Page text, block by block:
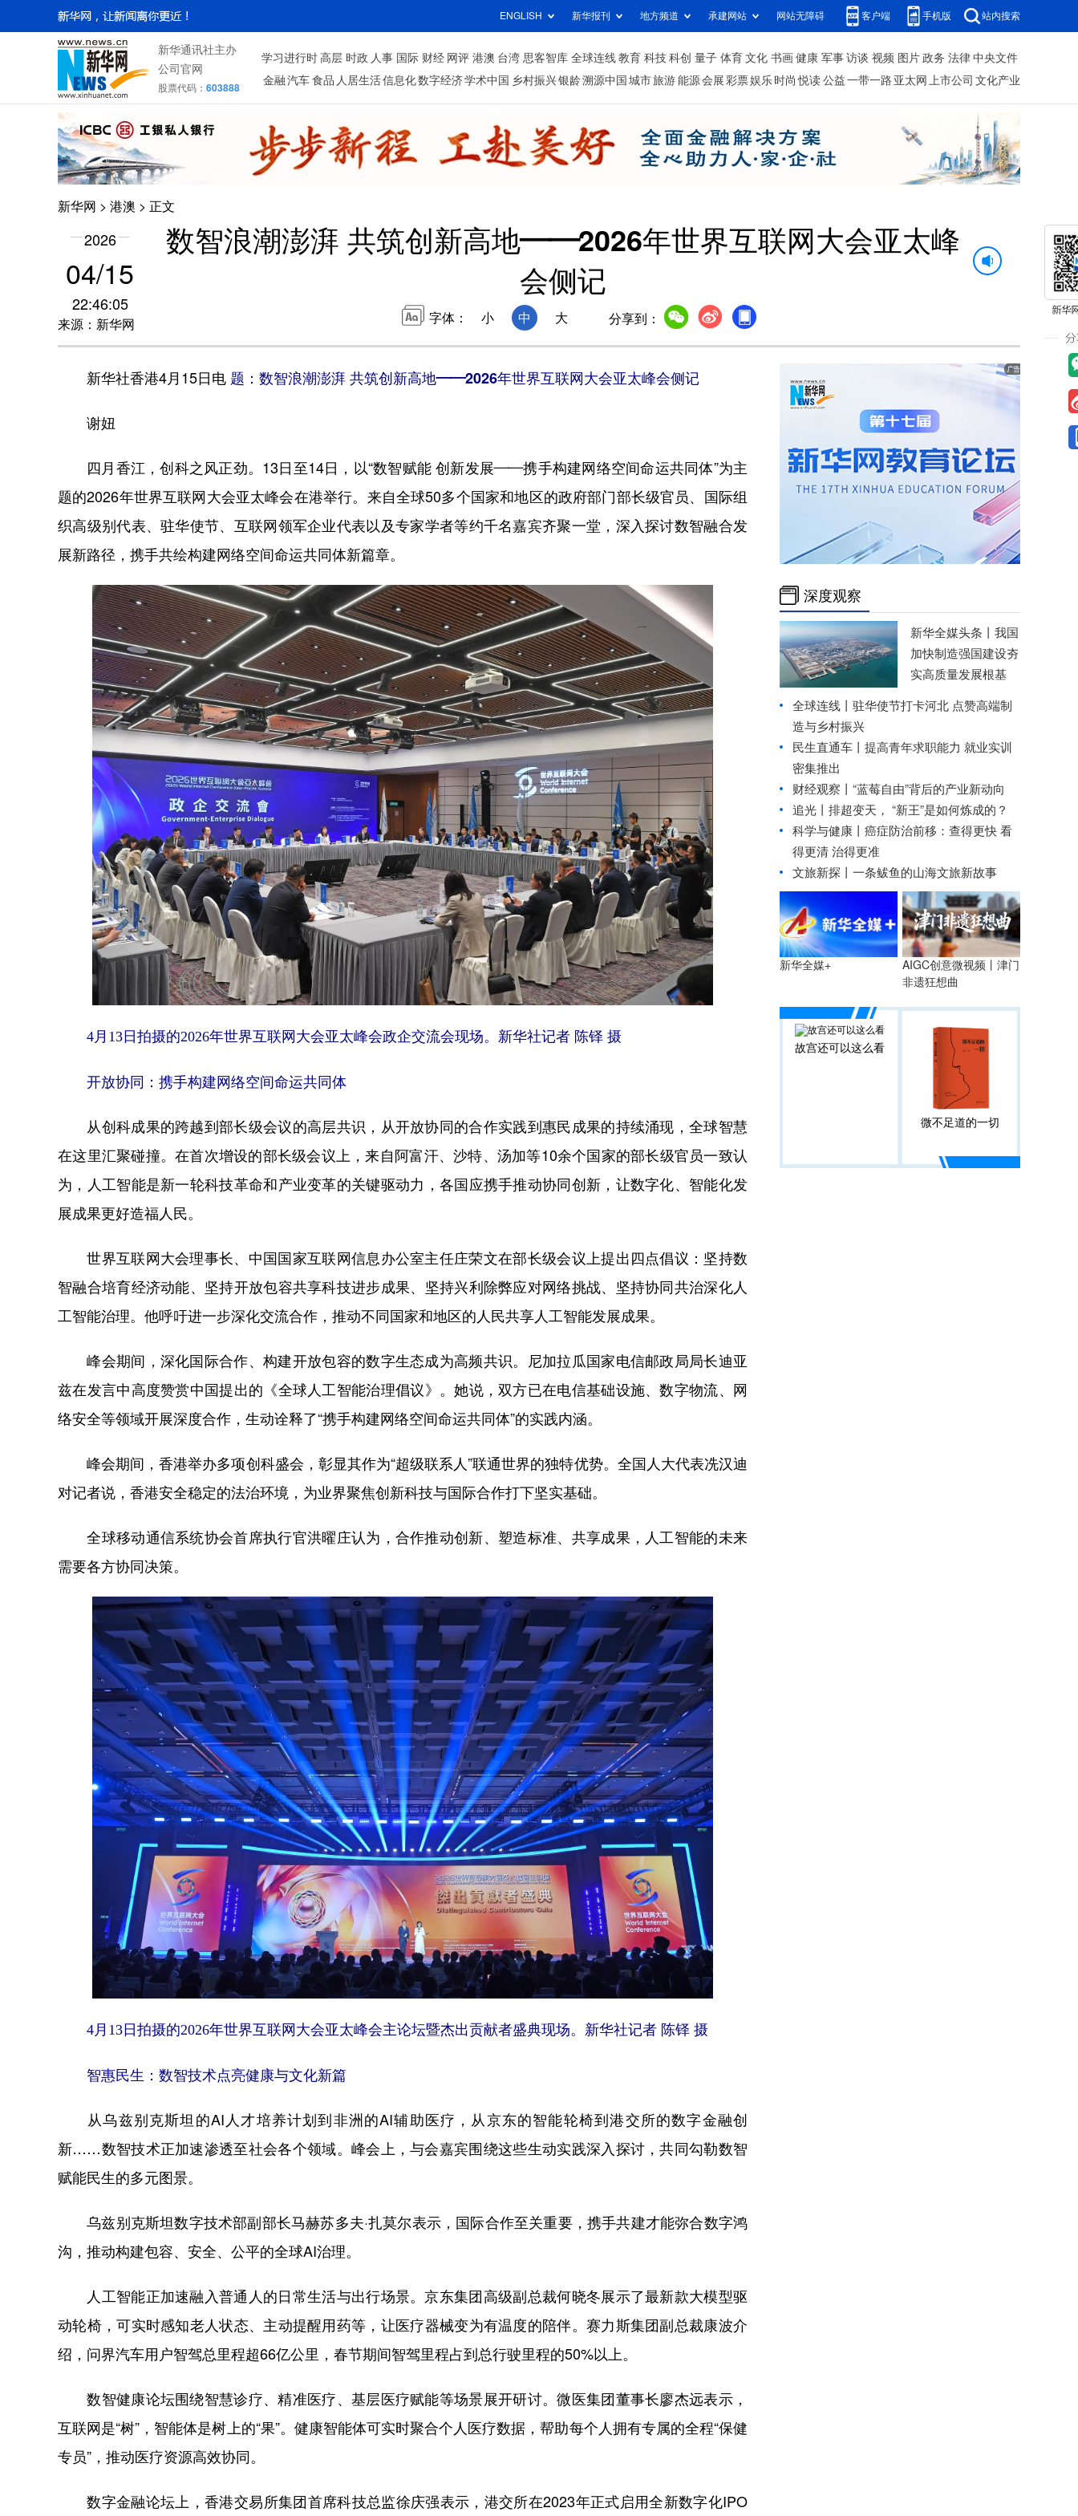
ENGLISH 新华报刊 地方频道 承建网站 网站无障碍 客户端 手机版 站内搜索
新华通讯社主办
公司官网
股票代码： 603888
学习进行时 高层 时政 人事 国际 财经 网评 港澳 台湾 思客智库 全球连线 教育 科技 科创 量子 体育 文化 书画 健康 军事 访谈 视频 图片 政务 法律 中央文件
金融 汽车 食品 人居生活信息化数字经济学术中国 乡村振兴银龄溯源中国 城市旅游 能源 会展 彩票娱乐 时尚 悦读 公益 一带一路 亚太网 上市公司 文化产业
新华网 > 港澳 > 正文
2026
04/15
22:46:05
来源：新华网
数智浪潮澎湃 共筑创新高地——2026年世界互联网大会亚太峰
会侧记
字体： 小 中 大 分享到：
新华社香港4月15日电 题：数智浪潮澎湃 共筑创新高地——2026年世界互联网大会亚太峰会侧记
谢妞
四月香江，创科之风正劲。13日至14日，以“数智赋能 创新发展——携手构建网络空间命运共同体”为主
题的2026年世界互联网大会亚太峰会在港举行。来自全球50多个国家和地区的政府部门部长级官员、国际组
织高级别代表、驻华使节、互联网领军企业代表以及专家学者等约千名嘉宾齐聚一堂，深入探讨数智融合发
展新路径，携手共绘构建网络空间命运共同体新篇章。
4月13日拍摄的2026年世界互联网大会亚太峰会政企交流会现场。新华社记者 陈铎 摄
开放协同：携手构建网络空间命运共同体
从创科成果的跨越到部长级会议的高层共识，从开放协同的合作实践到惠民成果的持续涌现，全球智慧
在这里汇聚碰撞。在首次增设的部长级会议上，来自阿富汗、沙特、汤加等10余个国家的部长级官员一致认
为，人工智能是新一轮科技革命和产业变革的关键驱动力，各国应携手推动协同创新，让数字化、智能化发
展成果更好造福人民。
世界互联网大会理事长、中国国家互联网信息办公室主任庄荣文在部长级会议上提出四点倡议：坚持数
智融合培育经济动能、坚持开放包容共享科技进步成果、坚持兴利除弊应对网络挑战、坚持协同共治深化人
工智能治理。他呼吁进一步深化交流合作，推动不同国家和地区的人民共享人工智能发展成果。
峰会期间，深化国际合作、构建开放包容的数字生态成为高频共识。尼加拉瓜国家电信邮政局局长迪亚
兹在发言中高度赞赏中国提出的《全球人工智能治理倡议》。她说，双方已在电信基础设施、数字物流、网
络安全等领域开展深度合作，生动诠释了“携手构建网络空间命运共同体”的实践内涵。
峰会期间，香港举办多项创科盛会，彰显其作为“超级联系人”联通世界的独特优势。全国人大代表冼汉迪
对记者说，香港安全稳定的法治环境，为业界聚焦创新科技与国际合作打下坚实基础。
全球移动通信系统协会首席执行官洪曜庄认为，合作推动创新、塑造标准、共享成果，人工智能的未来
需要各方协同决策。
4月13日拍摄的2026年世界互联网大会亚太峰会主论坛暨杰出贡献者盛典现场。新华社记者 陈铎 摄
智惠民生：数智技术点亮健康与文化新篇
从乌兹别克斯坦的AI人才培养计划到非洲的AI辅助医疗，从京东的智能轮椅到港交所的数字金融创
新……数智技术正加速渗透至社会各个领域。峰会上，与会嘉宾围绕这些生动实践深入探讨，共同勾勒数智
赋能民生的多元图景。
乌兹别克斯坦数字技术部副部长马赫苏多夫·扎莫尔表示，国际合作至关重要，携手共建才能弥合数字鸿
沟，推动构建包容、安全、公平的全球AI治理。
人工智能正加速融入普通人的日常生活与出行场景。京东集团高级副总裁何晓冬展示了最新款大模型驱
动轮椅，可实时感知老人状态、主动提醒用药等，让医疗器械变为有温度的陪伴。赛力斯集团副总裁康波介
绍，问界汽车用户智驾总里程超66亿公里，春节期间智驾里程占到总行驶里程的50%以上。
数智健康论坛围绕智慧诊疗、精准医疗、基层医疗赋能等场景展开研讨。微医集团董事长廖杰远表示，
互联网是“树”，智能体是树上的“果”。健康智能体可实时聚合个人医疗数据，帮助每个人拥有专属的全程“保健
专员”，推动医疗资源高效协同。
数字金融论坛上，香港交易所集团首席科技总监徐庆强表示，港交所在2023年正式启用全新数字化IPO
深度观察
新华全媒头条丨 我国
加快制造强国建设夯
实高质量发展根基
全球连线丨 驻华使节打卡河北 点赞高端制
造与乡村振兴
民生直通车丨 提高青年求职能力 就业实训
密集推出
财经观察丨 “蓝莓自由”背后的产业新动向
追光丨 排超变天， “新王”是如何炼成的？
科学与健康丨癌症防治前移：查得更快 看
得更清 治得更准
文旅新探丨一条鲅鱼的山海文旅新故事
新华全媒+
AIGC创意微视频丨津门
非遗狂想曲
故宫还可以这么看
微不足道的一切